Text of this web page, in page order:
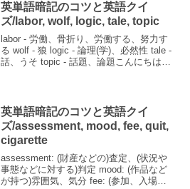
英単語暗記のコツと英語クイ
ズ/labor, wolf, logic, tale, topic
labor - 労働、骨折り、労働する、努力す
る wolf - 狼 logic - 論理(学)、必然性 tale -
話、うそ topic - 話題、論題こんにちは！
英単語暗記のコツと英語クイ
ズ/assessment, mood, fee, quit,
cigarette
assessment: (財産などの)査定、(状況や
事態などに対する)判定 mood: (作品など
が持つ)雰囲気、気分 fee: (参加、入場の)